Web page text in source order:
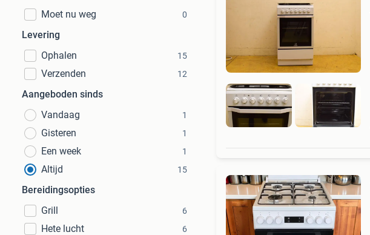
Moet nu weg
0
Levering
Ophalen
15
Verzenden 12
Aangeboden sinds
Vandaag
1
Gisteren 1
Een week 1
Altijd 15
Bereidingsopties
Grill
6
Hete lucht 6